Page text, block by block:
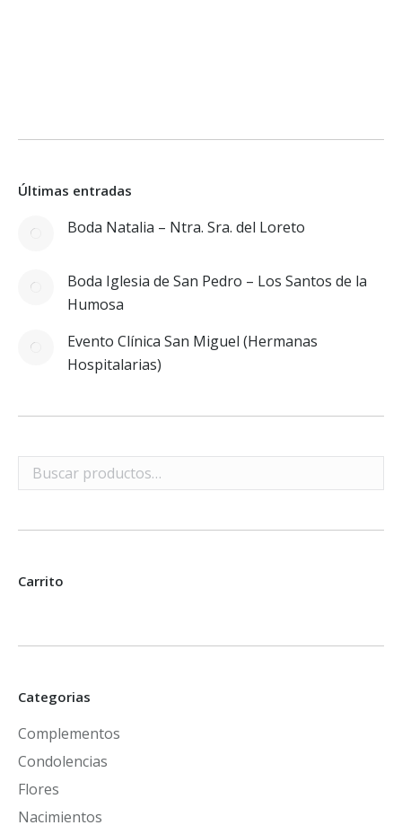
Últimas entradas
Boda Natalia – Ntra. Sra. del Loreto
Boda Iglesia de San Pedro – Los Santos de la
Humosa
Evento Clínica San Miguel (Hermanas
Hospitalarias)
Carrito
Categorias
Complementos
Condolencias
Flores
Nacimientos